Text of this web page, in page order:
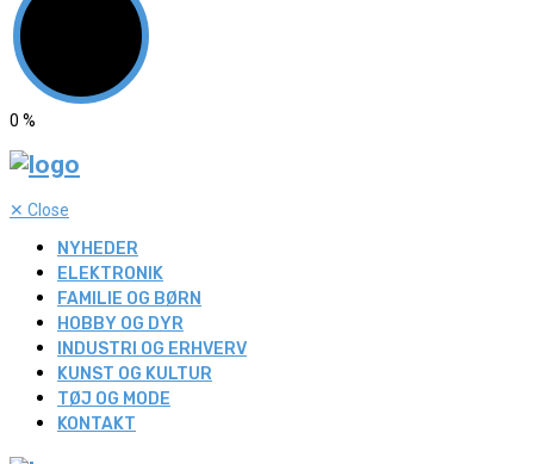
0 %
✕ Close
NYHEDER
ELEKTRONIK
FAMILIE OG BØRN
HOBBY OG DYR
INDUSTRI OG ERHVERV
KUNST OG KULTUR
TØJ OG MODE
KONTAKT